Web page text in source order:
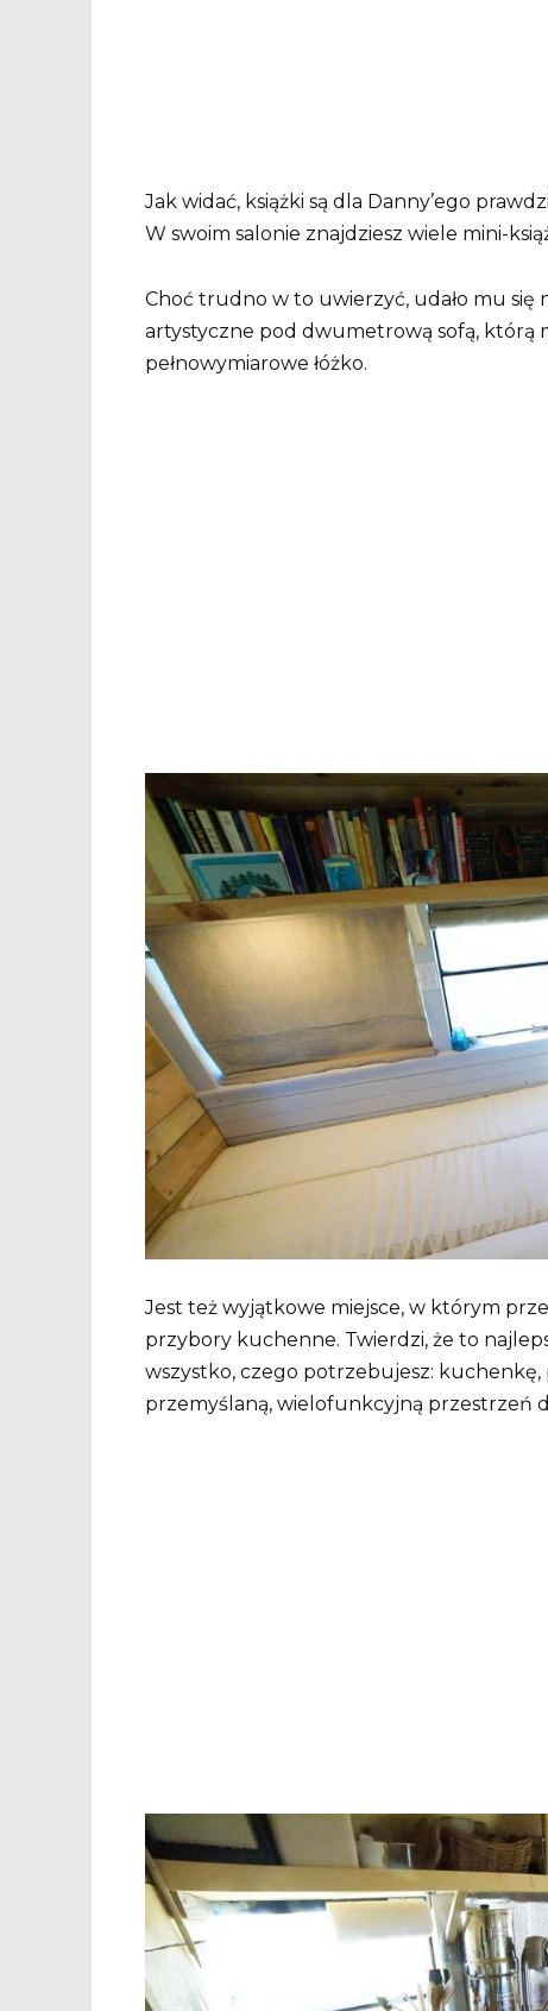
Jak widać, książki są dla Danny’ego
W swoim salonie znajdziesz wiele mini-
Choć trudno w to uwierzyć, udało mu się
artystyczne pod dwumetrową sofą, którą
pełnowymiarowe łóżko.
Jest też wyjątkowe miejsce, w którym
przybory kuchenne. Twierdzi, że to
wszystko, czego potrzebujesz:
przemyślaną, wielofunkcyjną przestrzeń